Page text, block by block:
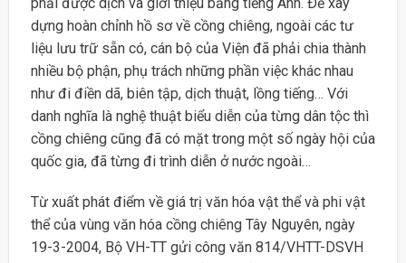
dựng hoàn chỉnh hồ sơ về cồng chiêng, ngoài các tư
liệu lưu trữ sẵn có, cán bộ của Viện đã phải chia thành
nhiều bộ phận, phụ trách những phần việc khác nhau
như đi điền dã, biên tập, dịch thuật, lồng tiếng… Với
danh nghĩa là nghệ thuật biểu diễn của từng dân tộc thì
cồng chiêng cũng đã có mặt trong một số ngày hội của
quốc gia, đã từng đi trình diễn ở nước ngoài…
Từ xuất phát điểm về giá trị văn hóa vật thể và phi vật
thể của vùng văn hóa cồng chiêng Tây Nguyên, ngày
19-3-2004, Bộ VH-TT gửi công văn 814/VHTT-DSVH